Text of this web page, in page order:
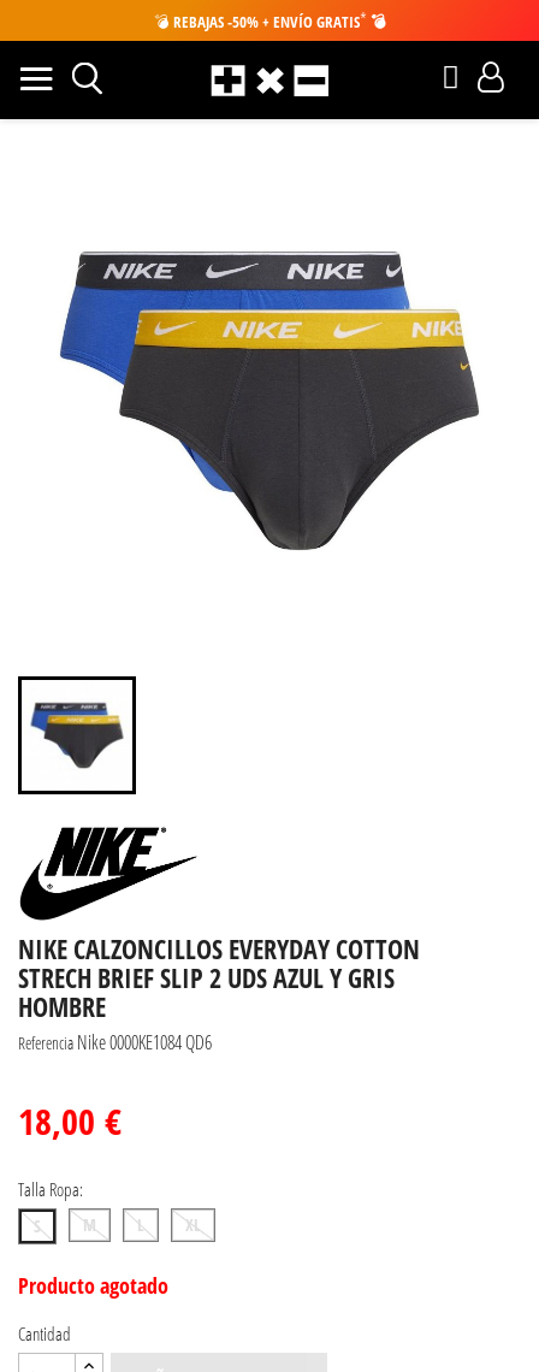
💣 REBAJAS -50% + ENVÍO GRATIS* 💣
NIKE CALZONCILLOS EVERYDAY COTTON
STRECH BRIEF SLIP 2 UDS AZUL Y GRIS
HOMBRE
Referencia Nike 0000KE1084 QD6
18,00 €
Talla Ropa:
S M L XL
Producto agotado
Cantidad